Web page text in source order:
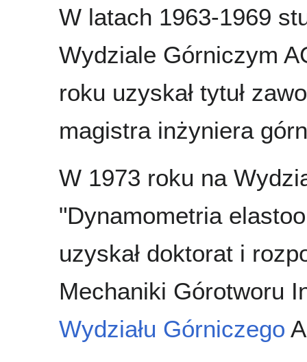
W latach 1963-1969
Wydziale Górniczym
roku uzyskał tytuł
magistra inżyniera
W 1973 roku na
"Dynamometria
uzyskał doktorat i
Mechaniki Górotworu
Wydziału Górniczego